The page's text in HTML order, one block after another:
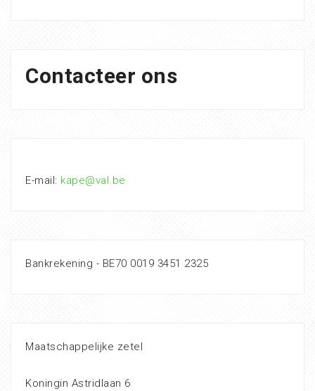
Contacteer ons
E-mail: kape@val.be
Bankrekening - BE70 0019 3451 2325
Maatschappelijke zetel
Koningin Astridlaan 6